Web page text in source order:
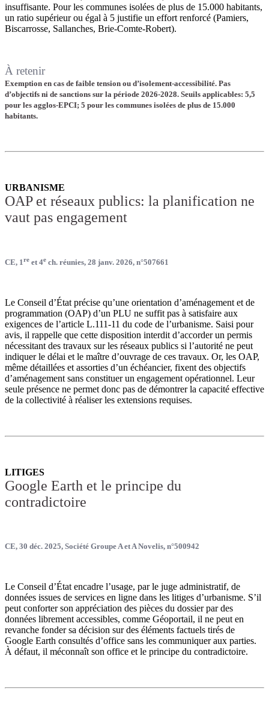
insuffisante. Pour les communes isolées de plus de 15.000 habitants,
un ratio supérieur ou égal à 5 justifie un effort renforcé (Pamiers,
Biscarrosse, Sallanches, Brie-Comte-Robert).
À retenir
Exemption en cas de faible tension ou d’isolement-accessibilité. Pas
d’objectifs ni de sanctions sur la période 2026-2028. Seuils applicables: 5,5
pour les agglos-EPCI; 5 pour les communes isolées de plus de 15.000
habitants.
URBANISME
OAP et réseaux publics: la planification ne
vaut pas engagement
CE, 1re et 4e ch. réunies, 28 janv. 2026, n°507661
Le Conseil d’État précise qu’une orientation d’aménagement et de
programmation (OAP) d’un PLU ne suffit pas à satisfaire aux
exigences de l’article L.111-11 du code de l’urbanisme. Saisi pour
avis, il rappelle que cette disposition interdit d’accorder un permis
nécessitant des travaux sur les réseaux publics si l’autorité ne peut
indiquer le délai et le maître d’ouvrage de ces travaux. Or, les OAP,
même détaillées et assorties d’un échéancier, fixent des objectifs
d’aménagement sans constituer un engagement opérationnel. Leur
seule présence ne permet donc pas de démontrer la capacité effective
de la collectivité à réaliser les extensions requises.
LITIGES
Google Earth et le principe du
contradictoire
CE, 30 déc. 2025, Société Groupe A et A Novelis, n°500942
Le Conseil d’État encadre l’usage, par le juge administratif, de
données issues de services en ligne dans les litiges d’urbanisme. S’il
peut conforter son appréciation des pièces du dossier par des
données librement accessibles, comme Géoportail, il ne peut en
revanche fonder sa décision sur des éléments factuels tirés de
Google Earth consultés d’office sans les communiquer aux parties.
À défaut, il méconnaît son office et le principe du contradictoire.